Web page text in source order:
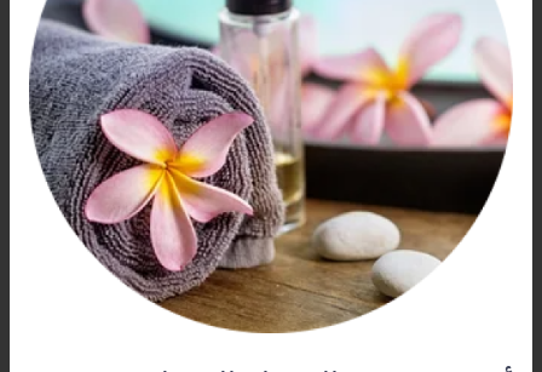
فاخر
وراحة
لا
مثيل
لها
مع
ستار